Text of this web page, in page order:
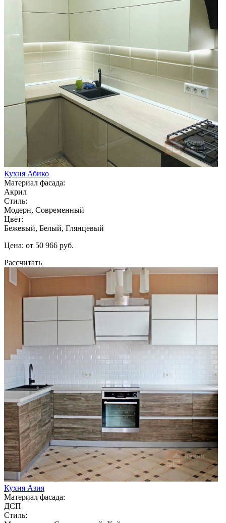
Кухня Абико
Материал фасада:
Акрил
Стиль:
Модерн, Современный
Цвет:
Бежевый, Белый, Глянцевый
Цена: от 50 966 руб.
Рассчитать
Кухня Азия
Материал фасада:
ДСП
Стиль: